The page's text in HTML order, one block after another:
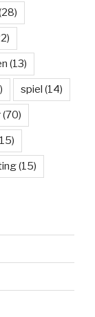
(13)
spiel (14)
(70)
(15)